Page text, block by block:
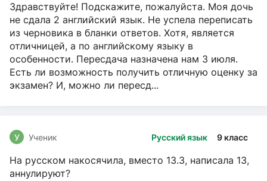
Здравствуйте! Подскажите, пожалуйста. Моя дочь
не сдала 2 английский язык. Не успела переписать
из черновика в бланки ответов. Хотя, является
отличницей, а по английскому языку в
особенности. Пересдача назначена нам 3 июля.
Есть ли возможность получить отличную оценку за
экзамен? И, можно ли пересд...
Русский язык 9 класс
У Ученик
На русском накосячила, вместо 13.3, написала 13,
аннулируют?